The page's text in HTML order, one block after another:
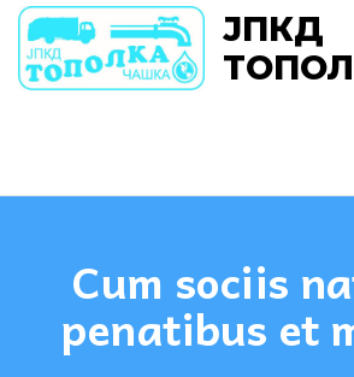
ЈПКД
Cum sociis
penatibus et